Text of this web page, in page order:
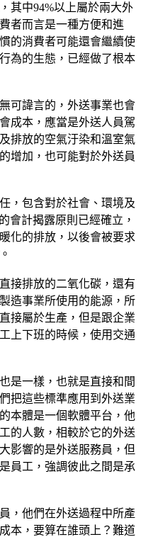
其中94%以上屬於兩大外
者而言是一種方便和進
的消費者可能還會繼續使
為的生態，已經做了根本
可諱言的，外送事業也會
成本，應當是外送人員駕
排放的空氣汙染和溫室氣
增加，也可能對於外送員
，包含對於社會、環境及
會計揭露原則已經確立，
化的排放，以後會被要求
接排放的二氧化碳，還有
造事業所使用的能源，所
接屬於生產，但是跟企業
上下班的時候，使用交通
是一樣，也就是直接和間
把這些標準應用到外送業
本體是一個軟體平台，他
的人數，相較於它的外送
影響的是外送服務員，但
員工，強調彼此之間是承
，他們在外送過程中所產
本，要算在誰頭上？難道